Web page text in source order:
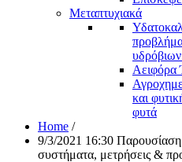
Μεταπτυχιακά
Αειφόρα
και
φυτά
Home /
9/3/2021 16:30
συστήματα, μετρήσεις &